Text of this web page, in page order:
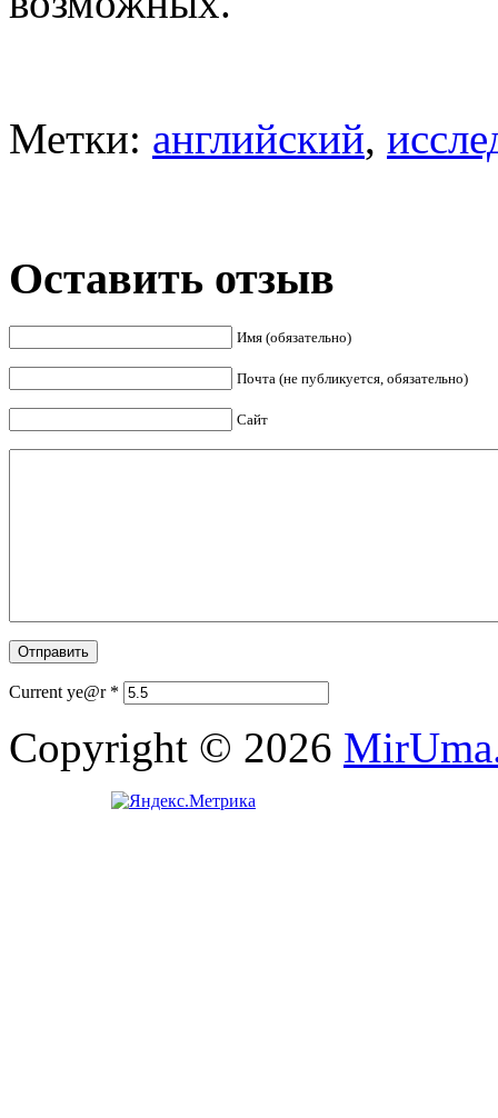
Метки: английский,
Оставить отзыв
Имя (обязательно)
Почта (не публикуется, обязательно)
Сайт
Current ye@r *
Copyright © 2026